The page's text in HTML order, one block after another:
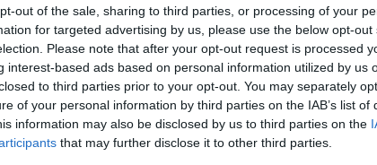
out of the sale, sharing to third parties, or processing of your
for targeted advertising by us, please use the below opt-out
Please note that after your opt-out request is processed
interest-based ads based on personal information utilized by us
to third parties prior to your opt-out. You may separately
of your personal information by third parties on the IAB’s list of
information may also be disclosed by us to third parties on the
that may further disclose it to other third parties.
η πρώην του